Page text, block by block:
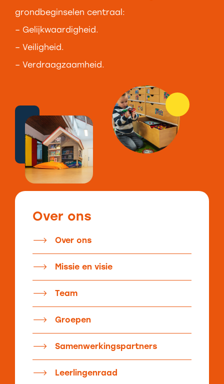
grondbeginselen centraal:
– Gelijkwaardigheid.
– Veiligheid.
– Verdraagzaamheid.
Over ons
Over ons
Missie en visie
Team
Groepen
Samenwerkingspartners
Leerlingenraad